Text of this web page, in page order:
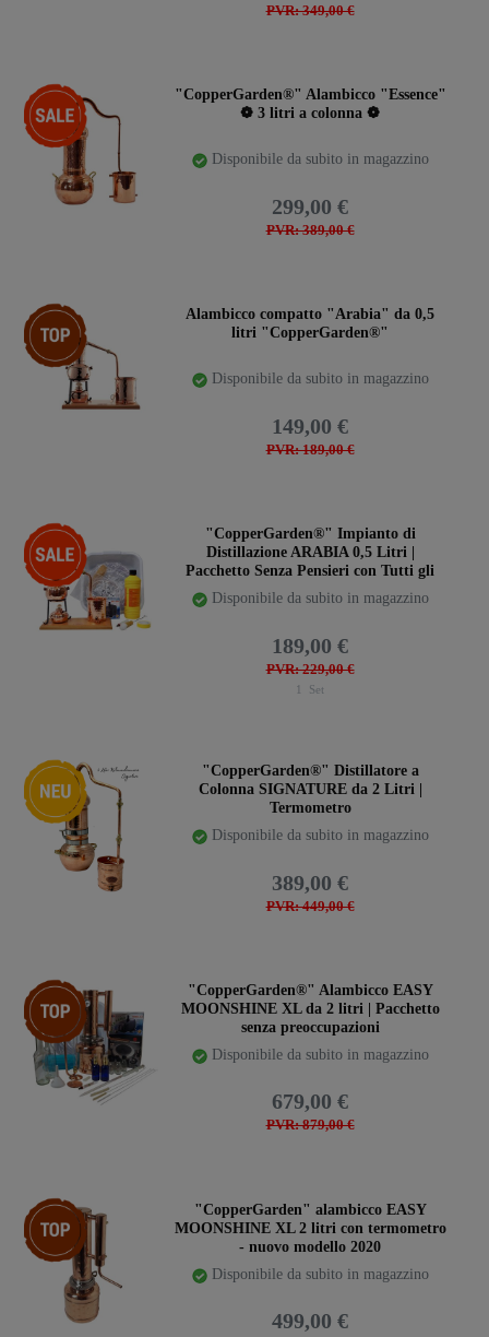
PVR: 349,00 €
-23%
"CopperGarden®" Alambicco "Essence"
❁ 3 litri a colonna ❁
Disponibile da subito in magazzino
PVR: 389,00 €
299,00 €
Ceres::Template.storeSpecialTopAlambicco compatto "Arabia" da 0,5
litri "CopperGarden®"
Disponibile da subito in magazzino
PVR: 189,00 €
149,00 €
-17%
"CopperGarden®" Impianto di
Distillazione ARABIA 0,5 Litri |
Pacchetto Senza Pensieri con Tutti gli
Accessori
Disponibile da subito in magazzino
PVR: 229,00 €
189,00 €
1 Set
Ceres::Template.storeSpecialNew"CopperGarden®" Distillatore a
Colonna SIGNATURE da 2 Litri |
Termometro
Disponibile da subito in magazzino
PVR: 449,00 €
389,00 €
Ceres::Template.storeSpecialTop"CopperGarden®" Alambicco EASY
MOONSHINE XL da 2 litri | Pacchetto
senza preoccupazioni
Disponibile da subito in magazzino
PVR: 879,00 €
679,00 €
Ceres::Template.storeSpecialTop"CopperGarden" alambicco EASY
MOONSHINE XL 2 litri con termometro
- nuovo modello 2020
Disponibile da subito in magazzino
499,00 €